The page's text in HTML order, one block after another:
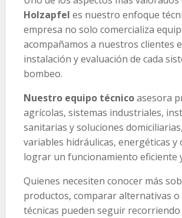
Holzapfel es nuestro enfoque
empresa no solo comercializa
acompañamos a nuestros clientes
instalación y evaluación de cada
bombeo.
Nuestro equipo técnicoasesora
agrícolas, sistemas industriales,
sanitarias y soluciones
variables hidráulicas, energéticas y
lograr un funcionamiento eficiente
Quienes necesiten conocer más
productos, comparar alternativas
técnicas pueden seguir